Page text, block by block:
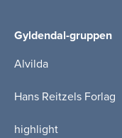
Gyldendal-gruppen
Alvilda
Hans Reitzels Forlag
highlight